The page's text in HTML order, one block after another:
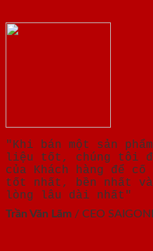
"Khi bán một sản
liệu tốt, chúng tôi
của Khách hàng để
tốt nhất, bền nhất và
lòng lâu dài nhất"
Trần Văn Lãm / CEO